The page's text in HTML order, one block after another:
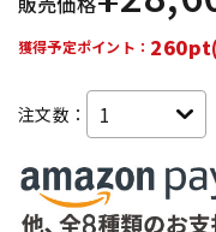
獲得予定ポイント：
注文数：